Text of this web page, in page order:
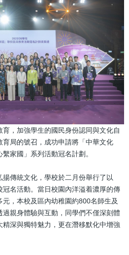
，加強學生的國民身份認同與文化自
局的號召，成功申請將「中華文化
家國」系列活動冠名計劃。
傳統文化，學校於二月份舉行了以
冠名活動。當日校園內洋溢着濃厚的傳
，本校及區內幼稚園約800名師生及
親身體驗與互動，同學們不僅深刻體
深與獨特魅力，更在潛移默化中增強